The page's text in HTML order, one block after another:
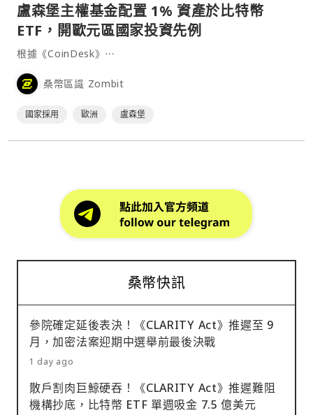
盧森堡主權基金配置 1% 資產於比特幣
ETF，開歐元區國家投資先例
根據《CoinDesk》⋯
桑幣區識 Zombit
國家採用 歐洲 盧森堡
桑幣快訊
參院確定延後表決！《CLARITY Act》推遲至 9
月，加密法案迎期中選舉前最後決戰
1 day ago
散戶割肉巨鯨硬吞！《CLARITY Act》推遲難阻
機構抄底，比特幣 ETF 單週吸金 7.5 億美元